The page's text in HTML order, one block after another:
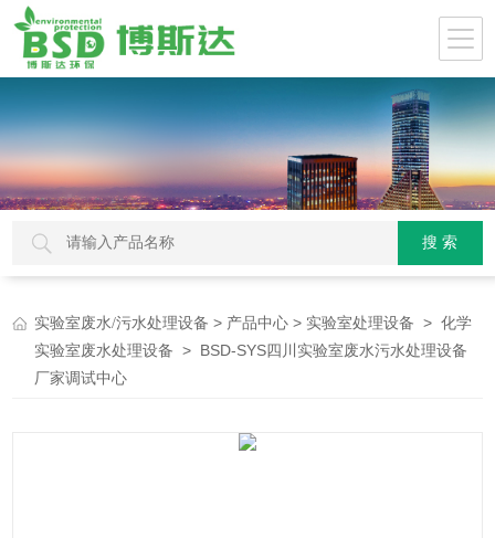
实验室废水/污水处理设备 > 产品中心 > 实验室处理设备 >化学
实验室废水处理设备 > BSD-SYS四川实验室废水污水处理设备
厂家调试中心